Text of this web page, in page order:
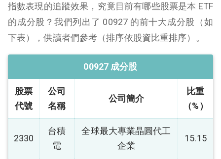
指數表現的追蹤效果，究竟目前有哪些股票是本 ETF
的成分股？我們列出了 00927 的前十大成分股（如
下表），供讀者們參考（排序依股資比重排序）。
00927 成分股
股票
代號
公司
名稱
公司簡介
比重
（%）
2330
台積
電
全球最大專業晶圓代工
企業
15.15